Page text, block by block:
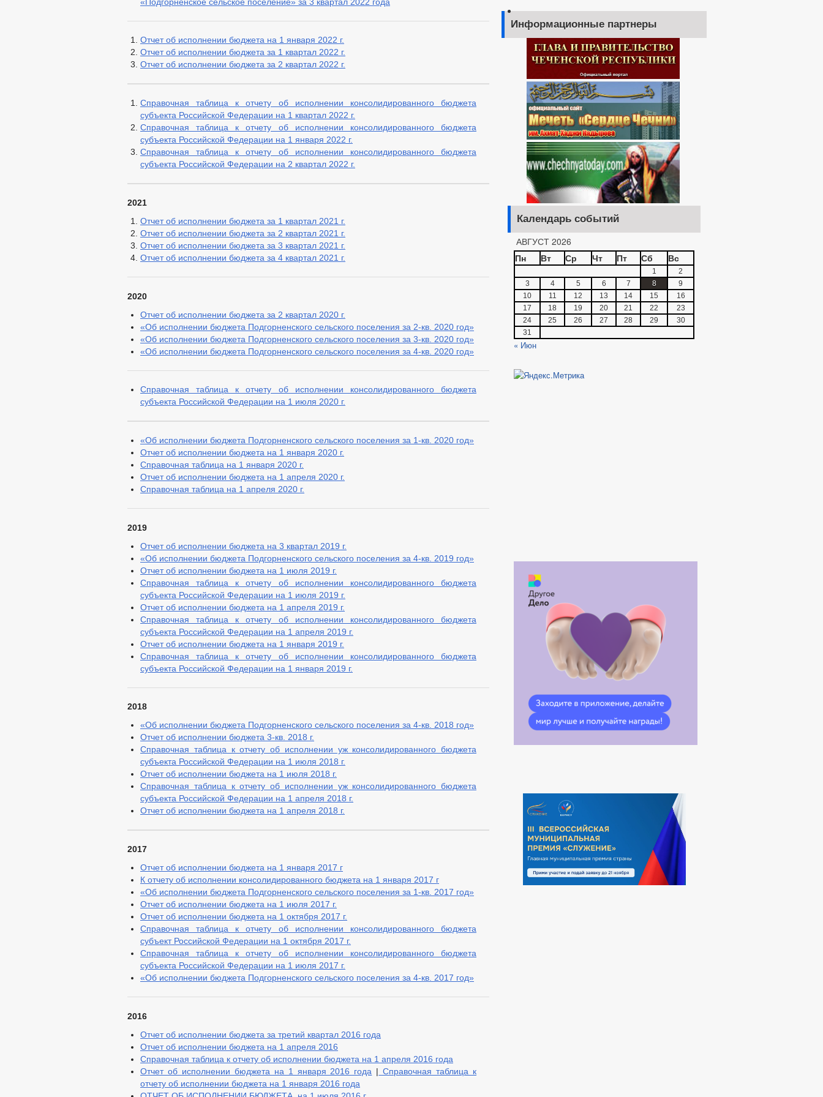
Отчет об исполнении бюджета на 1 января 2022 г.
Отчет об исполнении бюджета за 1 квартал 2022 г.
Отчет об исполнении бюджета за 2 квартал 2022 г.
Справочная таблица к отчету об исполнении консолидированного бюджета
субъекта Российской Федерации на 1 квартал 2022 г.
Справочная таблица к отчету об исполнении консолидированного бюджета
субъекта Российской Федерации на 1 января 2022 г.
Справочная таблица к отчету об исполнении консолидированного бюджета
субъекта Российской Федерации на 2 квартал 2022 г.
2021
Отчет об исполнении бюджета за 1 квартал 2021 г.
Отчет об исполнении бюджета за 2 квартал 2021 г.
Отчет об исполнении бюджета за 3 квартал 2021 г.
Отчет об исполнении бюджета за 4 квартал 2021 г.
2020
Отчет об исполнении бюджета за 2 квартал 2020 г.
«Об исполнении бюджета Подгорненского сельского поселения за 2-кв. 2020 год»
«Об исполнении бюджета Подгорненского сельского поселения за 3-кв. 2020 год»
«Об исполнении бюджета Подгорненского сельского поселения за 4-кв. 2020 год»
Справочная таблица к отчету об исполнении консолидированного бюджета
субъекта Российской Федерации на 1 июля 2020 г.
«Об исполнении бюджета Подгорненского сельского поселения за 1-кв. 2020 год»
Отчет об исполнении бюджета на 1 января 2020 г.
Справочная таблица на 1 января 2020 г.
Отчет об исполнении бюджета на 1 апреля 2020 г.
Справочная таблица на 1 апреля 2020 г.
2019
Отчет об исполнении бюджета на 3 квартал 2019 г.
«Об исполнении бюджета Подгорненского сельского поселения за 4-кв. 2019 год»
Отчет об исполнении бюджета на 1 июля 2019 г.
Справочная таблица к отчету об исполнении консолидированного бюджета
субъекта Российской Федерации на 1 июля 2019 г.
Отчет об исполнении бюджета на 1 апреля 2019 г.
Справочная таблица к отчету об исполнении консолидированного бюджета
субъекта Российской Федерации на 1 апреля 2019 г.
Отчет об исполнении бюджета на 1 января 2019 г.
Справочная таблица к отчету об исполнении консолидированного бюджета
субъекта Российской Федерации на 1 января 2019 г.
2018
«Об исполнении бюджета Подгорненского сельского поселения за 4-кв. 2018 год»
Отчет об исполнении бюджета 3-кв. 2018 г.
Справочная таблица к отчету об исполнении уж консолидированного бюджета
субъекта Российской Федерации на 1 июля 2018 г.
Отчет об исполнении бюджета на 1 июля 2018 г.
Справочная таблица к отчету об исполнении уж консолидированного бюджета
субъекта Российской Федерации на 1 апреля 2018 г.
Отчет об исполнении бюджета на 1 апреля 2018 г.
2017
Отчет об исполнении бюджета на 1 января 2017 г
К отчету об исполнении консолидированного бюджета на 1 января 2017 г
«Об исполнении бюджета Подгорненского сельского поселения за 1-кв. 2017 год»
Отчет об исполнении бюджета на 1 июля 2017 г.
Отчет об исполнении бюджета на 1 октября 2017 г.
Справочная таблица к отчету об исполнении консолидированного бюджета
субъект Российской Федерации на 1 октября 2017 г.
Справочная таблица к отчету об исполнении консолидированного бюджета
субъекта Российской Федерации на 1 июля 2017 г.
«Об исполнении бюджета Подгорненского сельского поселения за 4-кв. 2017 год»
2016
Отчет об исполнении бюджета за третий квартал 2016 года
Отчет об исполнении бюджета на 1 апреля 2016
Справочная таблица к отчету об исполнении бюджета на 1 апреля 2016 года
Отчет об исполнении бюджета на 1 января 2016 года | Справочная таблица к
отчету об исполнении бюджета на 1 января 2016 года
Информационные партнеры
Календарь событий
АВГУСТ 2026
Пн
Вт Ср Чт Пт Сб Вс
1
2
3
4 5 6 7 8
9
10
11 12 13 14 15
16
17
18 19 20 21 22
23
24
25 26 27 28 29
30
31
« Июн